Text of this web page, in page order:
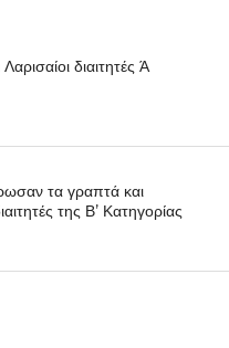
διαιτητές Ά
τα γραπτά και
της Β’ Κατηγορίας